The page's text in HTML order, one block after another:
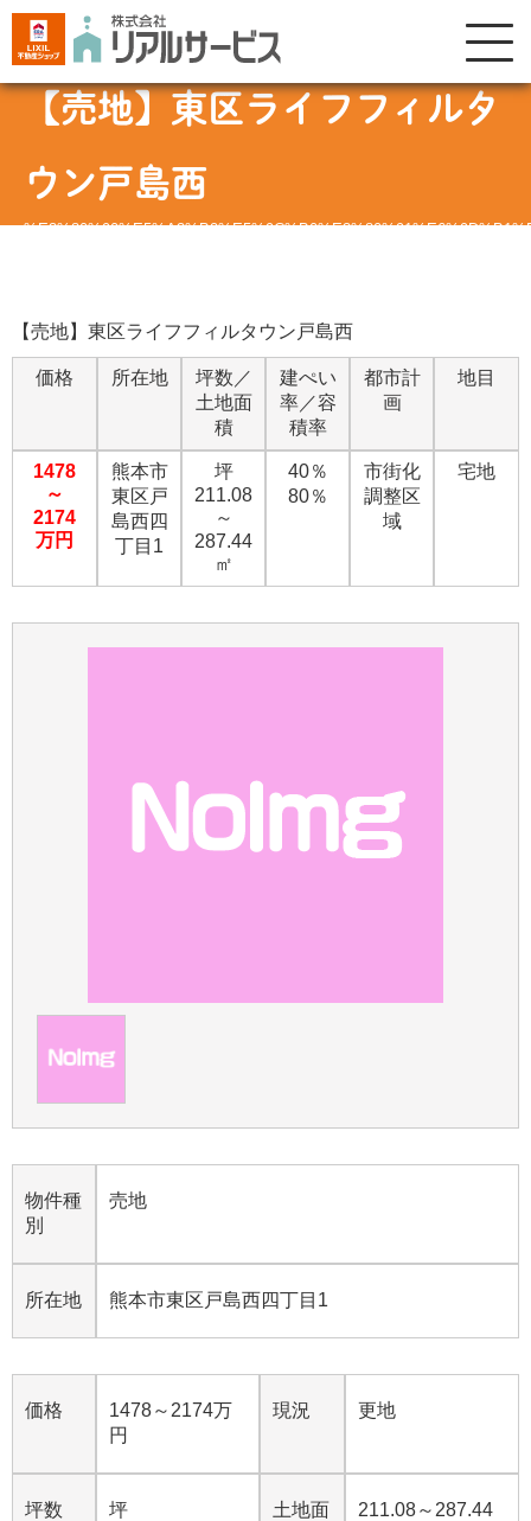
【売地】東区ライフフィルタ
ウン戸島西
【売地】東区ライフフィルタウン戸島西
価格 所在地
坪数／
土地面
積
建ぺい
率／容
積率
都市計
画
地目
1478
～
2174
万円
熊本市
東区戸
島西四
丁目1
坪
211.08
～
287.44
㎡
40％
80％
市街化
調整区
域
宅地
物件種
別
売地
所在地 熊本市東区戸島西四丁目1
価格
1478～2174万
円
現況 更地
坪数 坪
土地面
211.08～287.44